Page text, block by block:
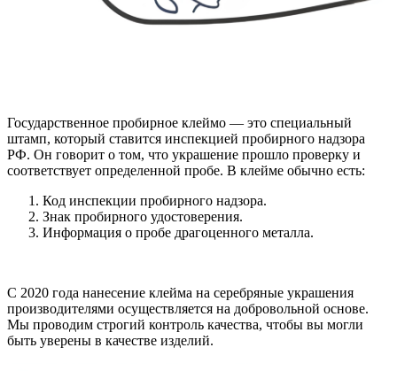
Государственное пробирное клеймо — это специальный
штамп, который ставится инспекцией пробирного надзора
РФ. Он говорит о том, что украшение прошло проверку и
соответствует определенной пробе. В клейме обычно есть:
Код инспекции пробирного надзора.
Знак пробирного удостоверения.
Информация о пробе драгоценного металла.
С 2020 года нанесение клейма на серебряные украшения
производителями осуществляется на добровольной основе.
Мы проводим строгий контроль качества, чтобы вы могли
быть уверены в качестве изделий.